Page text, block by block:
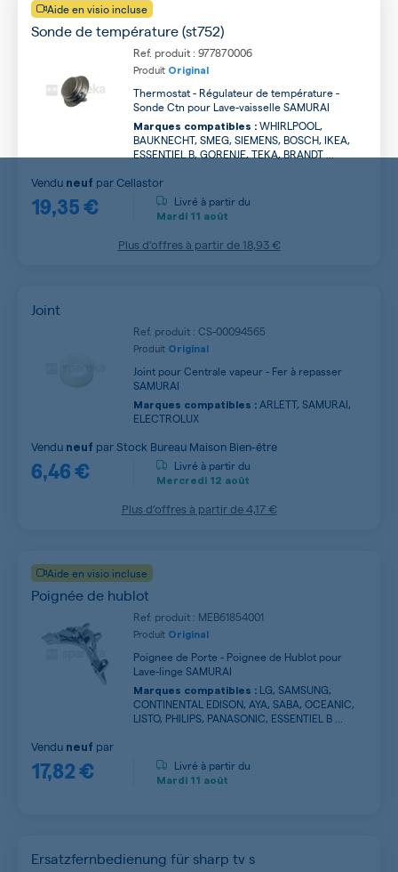
Aide en visio incluse
Sonde de température (st752)
Ref. produit : 977870006
Produit Original
Thermostat - Régulateur de température -
Sonde Ctn pour Lave-vaisselle SAMURAI
Marques compatibles : WHIRLPOOL,
BAUKNECHT, SMEG, SIEMENS, BOSCH, IKEA,
ESSENTIEL B, GORENJE, TEKA, BRANDT ...
19,35 €
Vendu neuf parCellastor
Livré à partir du
Mardi 11 août
Plus d’offres à partir de18,93 €
Joint
Ref. produit : CS-00094565
Produit Original
Joint pour Centrale vapeur - Fer à repasser
SAMURAI
Marques compatibles : ARLETT, SAMURAI,
ELECTROLUX
6,46 €
Vendu neuf parStock Bureau Maison Bien-être
Livré à partir du
Mercredi 12 août
Plus d’offres à partir de4,17 €
Aide en visio incluse
Poignée de hublot
Ref. produit : MEB61854001
Produit Original
Poignee de Porte - Poignee de Hublot pour
Lave-linge SAMURAI
Marques compatibles : LG, SAMSUNG,
CONTINENTAL EDISON, AYA, SABA, OCEANIC,
LISTO, PHILIPS, PANASONIC, ESSENTIEL B ...
17,82 €
Vendu neuf par
Livré à partir du
Mardi 11 août
Ersatzfernbedienung für sharp tv s